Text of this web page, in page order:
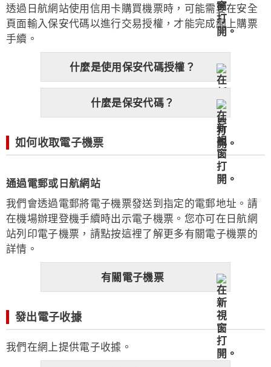
透過日航網站使用信用卡購買機票時，可能需要在安全
頁面輸入保安代碼以進行交易授權，才能完成網上購票
手續。
什麼是使用保安代碼授權？
什麼是保安代碼？
如何收取電子機票
通過電郵或日航網站
我們會透過電郵將電子機票發送到指定的電郵地址。請
在機場辦理登機手續時出示電子機票。您亦可在日航網
站列印電子機票，請點按這裡了解更多有關電子機票的
詳情。
有關電子機票
發出電子收據
我們在網上提供電子收據。